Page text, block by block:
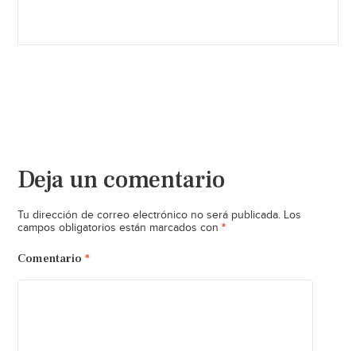
Deja un comentario
Tu dirección de correo electrónico no será publicada. Los
campos obligatorios están marcados con *
Comentario *